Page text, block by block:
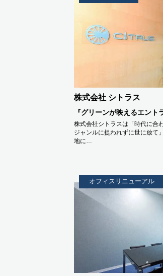
株式会社 シトラス
『グリーンが映えるエント
株式会社シトラスは「時代に合
ジャンルに捉われずに世に放て
地に…
オフィスリニューアル